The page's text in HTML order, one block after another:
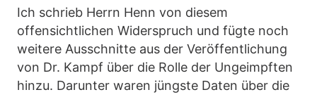
Ich schrieb Herrn Henn von diesem
offensichtlichen Widerspruch und fügte noch
weitere Ausschnitte aus der Veröffentlichung
von Dr. Kampf über die Rolle der Ungeimpften
hinzu. Darunter waren jüngste Daten über die